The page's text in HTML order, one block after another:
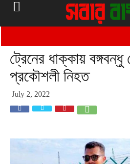
ট্রেনের ধাক্কায়
প্রকৌশলী নিহত
July 2, 2022